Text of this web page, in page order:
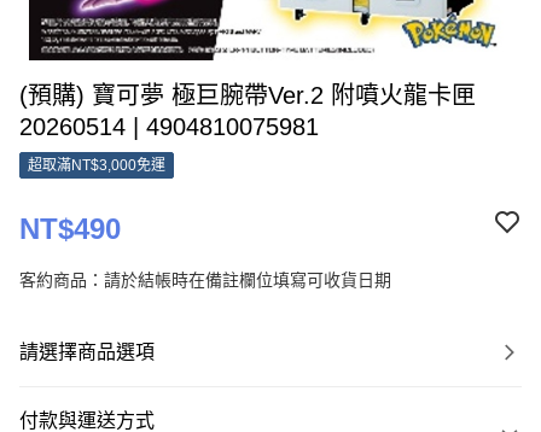
(預購) 寶可夢 極巨腕帶Ver.2 附噴火龍卡匣
20260514 | 4904810075981
超取滿NT$3,000免運
NT$490
客約商品：請於結帳時在備註欄位填寫可收貨日期
請選擇商品選項
付款與運送方式